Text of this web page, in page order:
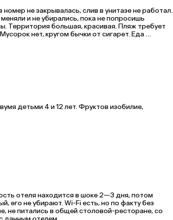
не закрывалась, слив в унитазе не работал.
и не убирались, пока не попросишь
Территория большая, красивая. Пляж требует
нет, кругом бычки от сигарет. Еда
детьми 4 и 12 лет. Фруктов изобилие,
отеля находится в шоке 2—3 дня, потом
его не убирают. Wi-Fi есть, но по факту без
не питались в общей столовой-ресторане, со